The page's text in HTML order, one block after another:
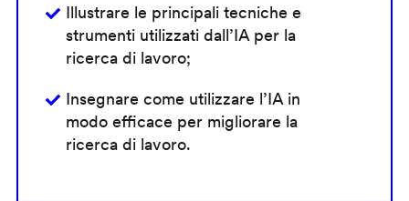
Illustrare le principali tecniche e
strumenti utilizzati dall’IA per la
ricerca di lavoro;
Insegnare come utilizzare l’IA in
modo efficace per migliorare la
ricerca di lavoro.